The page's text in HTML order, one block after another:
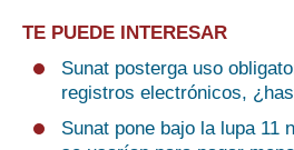
TE PUEDE INTERESAR
Sunat posterga uso
registros electrónicos,
Sunat pone bajo la lupa 11